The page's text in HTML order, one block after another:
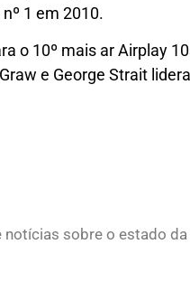
1 em 2010.
o 10º mais ar Airplay
e George Strait
sobre o estado da